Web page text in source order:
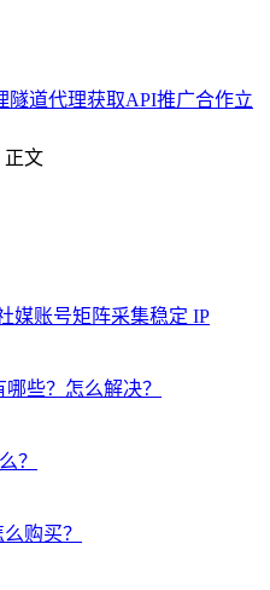
隧道代理获取API推广合作立
正文
媒账号矩阵采集稳定 IP
些？怎么解决？
？
购买？